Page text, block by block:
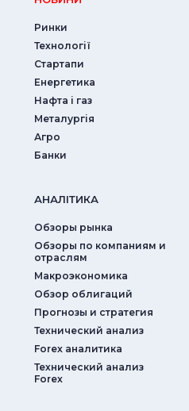
Ринки
Технології
Стартапи
Енергетика
Нафта і газ
Металургія
Агро
Банки
АНАЛIТИКА
Обзоры рынка
Обзоры по компаниям и
отраслям
Макроэкономика
Обзор облигаций
Прогнозы и стратегия
Технический анализ
Forex аналитика
Технический анализ
Forex